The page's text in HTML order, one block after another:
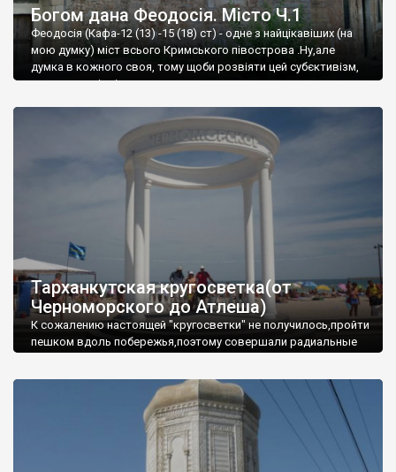
Богом дана Феодосія. Місто Ч.1
Феодосія (Кафа-12 (13) -15 (18) ст) - одне з найцікавіших (на
мою думку) міст всього Кримського півострова .Ну,але
думка в кожного своя, тому щоби розвіяти цей субєктивізм,
запрошую відвідати це
Тарханкутская кругосветка(от
Черноморского до Атлеша)
К сожалению настоящей "кругосветки" не получилось,пройти
пешком вдоль побережья,поэтому совершали радиальные